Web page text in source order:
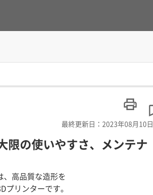
最終更新日：2023年08月10日
限の使いやすさ、メンテナ
、高品質な造形を
リンターです。